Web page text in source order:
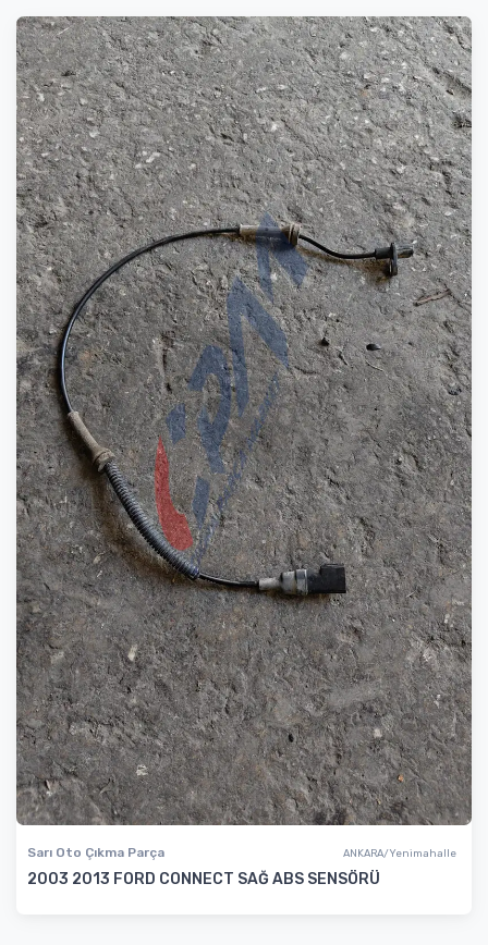
Sarı Oto Çıkma Parça ANKARA/Yenimahalle
2003 2013 FORD CONNECT SAĞ ABS SENSÖRÜ